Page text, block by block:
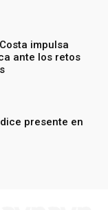
impulsa
ante los retos
presente en